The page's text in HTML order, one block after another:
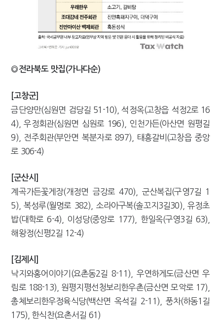
◎전라북도 맛집(가나다순)
[고창군]
금단양만(심원면 검당길 51-10), 석정옥(고창읍 석정2로 16
4), 우정회관(심원면 심원로 196), 인천가든(아산면 원평길
9), 전주회관(부안면 복분자로 897), 태흥갈비(고창읍 중앙
로 306-4)
[군산시]
계곡가든꽃게장(개정면 금강로 470), 군산복집(구영7길 1
5), 복성루(월명로 382), 소라아구복(솔꼬지3길30), 유정초
밥(대학로 6-4), 이성당(중앙로 177), 한일옥(구영3길 63),
해왕정(신평2길 12-4)
[김제시]
낙지와홍어이야기(요촌동2길 8-11), 우연하게도(금산면 우
림로 188-13), 원평지평선청보리한우촌(금산면 모악로 17),
총체보리한우정육식당(백산면 옥석길 2-11), 풍차(하동1길
175), 한식찬(요촌서길 61)